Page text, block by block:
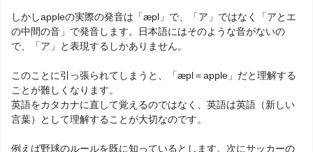
しかしappleの実際の発音は「æpl」で、「ア」ではなく「アとエ
の中間の音」で発音します。日本語にはそのような音がないの
で、「ア」と表現するしかありません。
このことに引っ張られてしまうと、「æpl＝apple」だと理解する
ことが難しくなります。
英語をカタカナに直して覚えるのではなく、英語は英語（新しい
言葉）として理解することが大切なのです。
例えば野球のルールを既に知っているとします。次にサッカーの